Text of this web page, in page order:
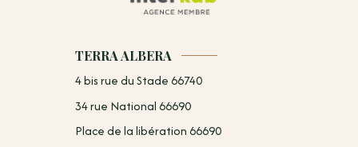
TERRA ALBERA
4 bis rue du Stade 66740
34 rue National 66690
Place de la libération 66690